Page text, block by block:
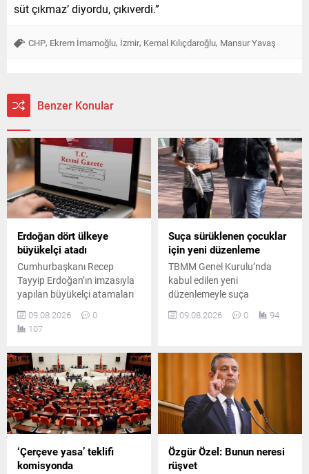
süt çıkmaz’ diyordu, çıkıverdi.”
CHP, Ekrem İmamoğlu, İzmir, Kemal Kılıçdaroğlu, Mansur Yavaş
Benzer Konular
Erdoğan dört ülkeye
büyükelçi atadı
Cumhurbaşkanı Recep
Tayyip Erdoğan’ın imzasıyla
yapılan büyükelçi atamaları
Resmi Gazete’de yayımlandı.
Dört farklı diplomatik göreve
yeni isimler getirildi.
09.08.2026
0
107
Suça sürüklenen çocuklar
için yeni düzenleme
TBMM Genel Kurulu’nda
kabul edilen yeni
düzenlemeyle suça
sürüklenen çocuklara ilişkin
önemli değişiklikler hayata
yeniden şekillendiriyor.
09.08.2026 0 94
‘Çerçeve yasa’ teklifi
komisyonda
Özgür Özel: Bunun neresi
rüşvet